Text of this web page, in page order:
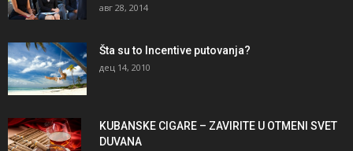
авг 28, 2014
Šta su to Incentive putovanja?
дец 14, 2010
KUBANSKE CIGARE – ZAVIRITE U OTMENI SVET
DUVANA